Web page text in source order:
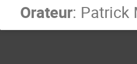
Orateur: Patrick